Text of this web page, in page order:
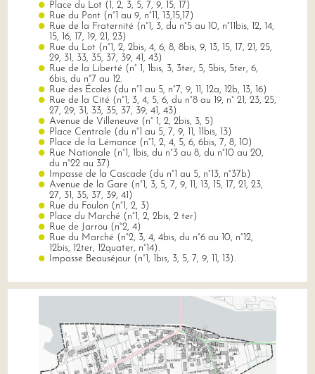
Place du Lot (1, 2, 3, 5, 7, 9, 15, 17)
Rue du Pont (n°1 au 9, n°11, 13,15,17)
Rue de la Fraternité (n°1, 3, du n°5 au 10, n°11bis, 12, 14,
15, 16, 17, 19, 21, 23)
Rue du Lot (n°1, 2, 2bis, 4, 6, 8, 8bis, 9, 13, 15, 17, 21, 25,
29, 31, 33, 35, 37, 39, 41, 43)
Rue de la Liberté (n° 1, 1bis, 3, 3ter, 5, 5bis, 5ter, 6,
6bis, du n°7 au 12.
Rue des Écoles (du n°1 au 5, n°7, 9, 11, 12a, 12b, 13, 16)
Rue de la Cité (n°1, 3, 4, 5, 6, du n°8 au 19, n° 21, 23, 25,
27, 29, 31, 33, 35, 37, 39, 41, 43)
Avenue de Villeneuve (n° 1, 2, 2bis, 3, 5)
Place Centrale (du n°1 au 5, 7, 9, 11, 11bis, 13)
Place de la Lémance (n°1, 2, 4, 5, 6, 6bis, 7, 8, 10)
Rue Nationale (n°1, 1bis, du n°3 au 8, du n°10 au 20,
du n°22 au 37)
Impasse de la Cascade (du n°1 au 5, n°13, n°37b)
Avenue de la Gare (n°1, 3, 5, 7, 9, 11, 13, 15, 17, 21, 23,
27, 31, 35, 37, 39, 41)
Rue du Foulon (n°1, 2, 3)
Place du Marché (n°1, 2, 2bis, 2 ter)
Rue de Jarrou (n°2, 4)
Rue du Marché (n°2, 3, 4, 4bis, du n°6 au 10, n°12,
12bis, 12ter, 12quater, n°14).
Impasse Beauséjour (n°1, 1bis, 3, 5, 7, 9, 11, 13).